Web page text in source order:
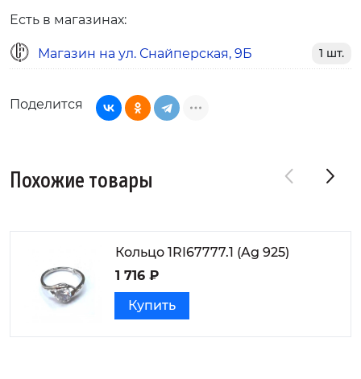
Есть в магазинах:
Магазин на ул. Снайперская, 9Б 1 шт.
Поделится
Похожие товары
Кольцо 1RI67777.1 (Ag 925)
1 716 ₽
Купить